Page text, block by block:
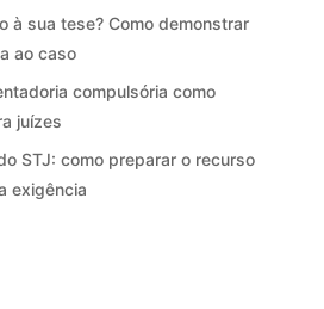
à sua tese? Como demonstrar
ao caso
compulsória como
juízes
STJ: como preparar o recurso
exigência